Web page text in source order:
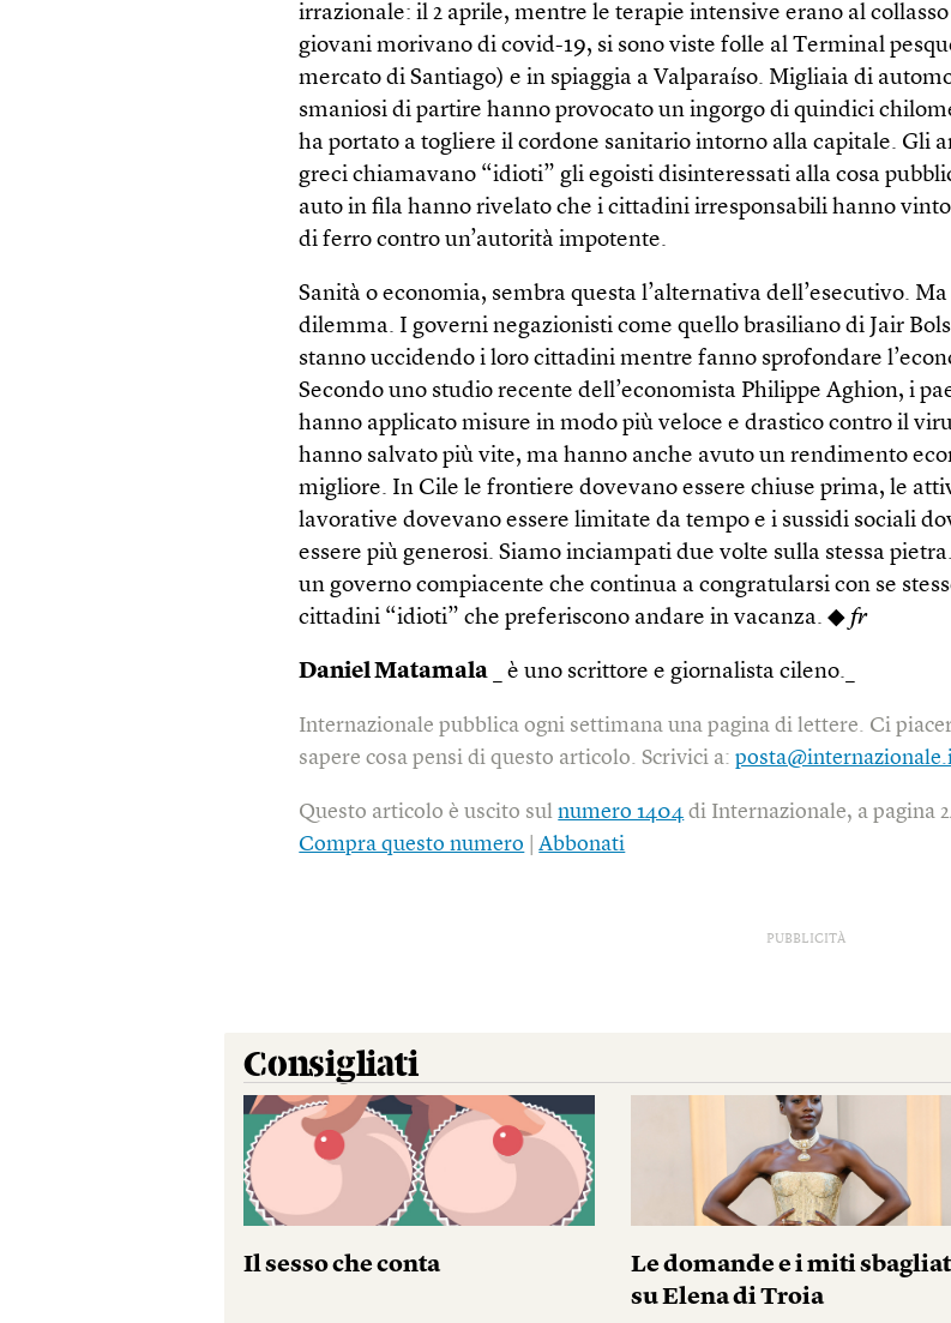
irrazionale: il 2 aprile, mentre le terapie intensive erano al collasso
giovani morivano di covid-19, si sono viste folle al Terminal
mercato di Santiago) e in spiaggia a Valparaíso. Migliaia di
smaniosi di partire hanno provocato un ingorgo di quindici
ha portato a togliere il cordone sanitario intorno alla capitale. Gli
greci chiamavano “idioti” gli egoisti disinteressati alla cosa
auto in fila hanno rivelato che i cittadini irresponsabili hanno
di ferro contro un’autorità impotente.
Sanità o economia, sembra questa l’alternativa dell’esecutivo.
dilemma. I governi negazionisti come quello brasiliano di Jair
stanno uccidendo i loro cittadini mentre fanno sprofondare
Secondo uno studio recente dell’economista Philippe Aghion, i
hanno applicato misure in modo più veloce e drastico contro il
hanno salvato più vite, ma hanno anche avuto un rendimento
migliore. In Cile le frontiere dovevano essere chiuse prima, le
lavorative dovevano essere limitate da tempo e i sussidi sociali
essere più generosi. Siamo inciampati due volte sulla stessa
un governo compiacente che continua a congratularsi con se
cittadini “idioti” che preferiscono andare in vacanza. ◆ fr
Daniel Matamala _ è uno scrittore e giornalista cileno._
Internazionale pubblica ogni settimana una pagina di lettere. Ci
sapere cosa pensi di questo articolo. Scrivici a:
Questo articolo è uscito sulnumero 1404 di Internazionale, a pagina
Compra questo numero |Abbonati
PUBBLICITÀ
Consigliati
Il sesso che conta
Le domande e i miti
su Elena di Troia